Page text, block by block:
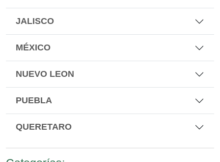
JALISCO
MÉXICO
NUEVO LEON
PUEBLA
QUERETARO